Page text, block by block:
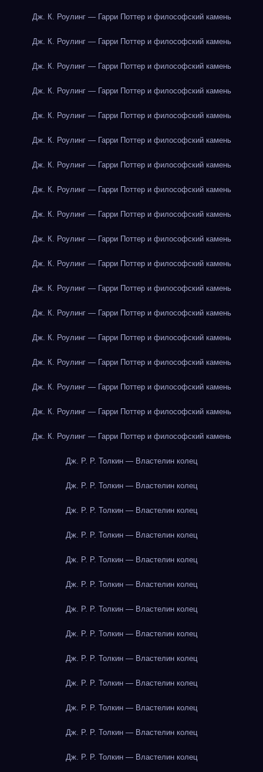
Дж. К. Роулинг — Гарри Поттер и философский камень
Дж. К. Роулинг — Гарри Поттер и философский камень
Дж. К. Роулинг — Гарри Поттер и философский камень
Дж. К. Роулинг — Гарри Поттер и философский камень
Дж. К. Роулинг — Гарри Поттер и философский камень
Дж. К. Роулинг — Гарри Поттер и философский камень
Дж. К. Роулинг — Гарри Поттер и философский камень
Дж. К. Роулинг — Гарри Поттер и философский камень
Дж. К. Роулинг — Гарри Поттер и философский камень
Дж. К. Роулинг — Гарри Поттер и философский камень
Дж. К. Роулинг — Гарри Поттер и философский камень
Дж. К. Роулинг — Гарри Поттер и философский камень
Дж. К. Роулинг — Гарри Поттер и философский камень
Дж. К. Роулинг — Гарри Поттер и философский камень
Дж. К. Роулинг — Гарри Поттер и философский камень
Дж. К. Роулинг — Гарри Поттер и философский камень
Дж. К. Роулинг — Гарри Поттер и философский камень
Дж. К. Роулинг — Гарри Поттер и философский камень
Дж. Р. Р. Толкин — Властелин колец
Дж. Р. Р. Толкин — Властелин колец
Дж. Р. Р. Толкин — Властелин колец
Дж. Р. Р. Толкин — Властелин колец
Дж. Р. Р. Толкин — Властелин колец
Дж. Р. Р. Толкин — Властелин колец
Дж. Р. Р. Толкин — Властелин колец
Дж. Р. Р. Толкин — Властелин колец
Дж. Р. Р. Толкин — Властелин колец
Дж. Р. Р. Толкин — Властелин колец
Дж. Р. Р. Толкин — Властелин колец
Дж. Р. Р. Толкин — Властелин колец
Дж. Р. Р. Толкин — Властелин колец